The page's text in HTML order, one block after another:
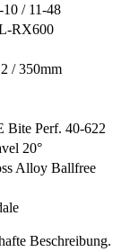
/ 11-48
RX600
/ 350mm
Bite Perf. 40-622
20°
Alloy Ballfree
Beschreibung.